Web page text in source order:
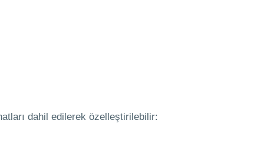
dahil edilerek özelleştirilebilir: